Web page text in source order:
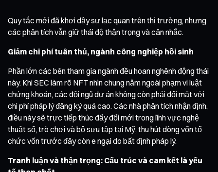
Quy tắc mới đã khơi dậy sự lạc quan trên thị trường, nhưng
các phân tích vẫn giữ thái độ thận trọng và cân nhắc.
Giảm chi phí tuân thủ, ngành công nghiệp hồi sinh
Phần lớn các bên tham gia ngành đều hoan nghênh động thái
này. Khi SEC làm rõ NFT nhìn chung nằm ngoài phạm vi luật
chứng khoán, các đội ngũ dự án không còn phải đối mặt với
chi phí pháp lý đăng ký quá cao. Các nhà phân tích nhận định,
điều này sẽ trực tiếp thúc đẩy đổi mới trong lĩnh vực nghệ
thuật số, trò chơi và bộ sưu tập tại Mỹ, thu hút dòng vốn tổ
chức vốn trước đây còn e ngại do bất định pháp lý.
Tranh luận và thận trọng: Cấu trúc và cam kết là yếu